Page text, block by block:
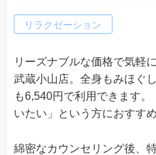
リラクゼーション
リーズナブルな価格で気軽
武蔵小山店。全身もみほぐ
も6,540円で利用できます
いたい」という方におすすめ
綿密なカウンセリング後、